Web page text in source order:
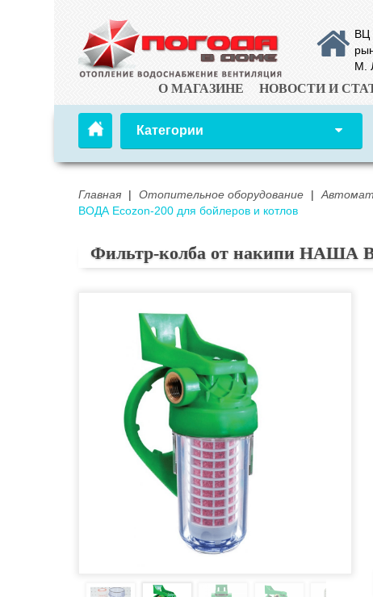
ВЦ
М.
О МАГАЗИНЕ НОВОСТИ И
Категории
Главная | Отопительное оборудование |
ВОДА Ecozon-200 для бойлеров и котлов
Фильтр-колба от накипи НАША